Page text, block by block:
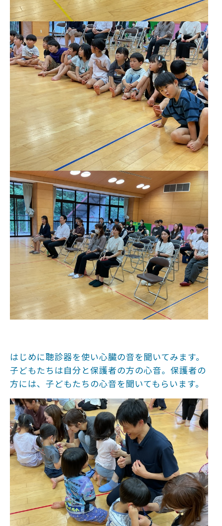
はじめに聴診器を使い心臓の音を聞いてみます。
子どもたちは自分と保護者の方の心音。保護者の
方には、子どもたちの心音を聞いてもらいます。